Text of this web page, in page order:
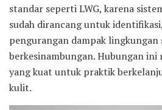
standar seperti LWG, karena
sudah dirancang untuk
pengurangan dampak lingkungan
berkesinambungan. Hubungan
yang kuat untuk praktik
kulit.